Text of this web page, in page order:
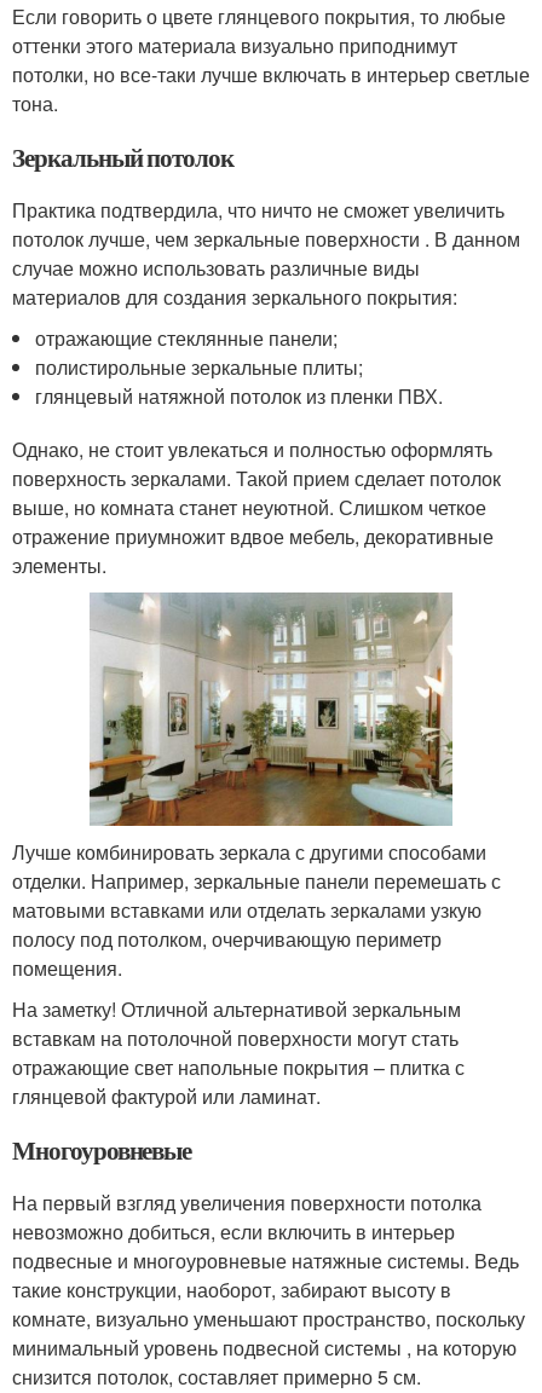
Если говорить о цвете глянцевого покрытия, то любые
оттенки этого материала визуально приподнимут
потолки, но все-таки лучше включать в интерьер светлые
тона.
Зеркальный потолок
Практика подтвердила, что ничто не сможет увеличить
потолок лучше, чем зеркальные поверхности . В данном
случае можно использовать различные виды
материалов для создания зеркального покрытия:
отражающие стеклянные панели;
полистирольные зеркальные плиты;
глянцевый натяжной потолок из пленки ПВХ.
Однако, не стоит увлекаться и полностью оформлять
поверхность зеркалами. Такой прием сделает потолок
выше, но комната станет неуютной. Слишком четкое
отражение приумножит вдвое мебель, декоративные
элементы.
Лучше комбинировать зеркала с другими способами
отделки. Например, зеркальные панели перемешать с
матовыми вставками или отделать зеркалами узкую
полосу под потолком, очерчивающую периметр
помещения.
На заметку! Отличной альтернативой зеркальным
вставкам на потолочной поверхности могут стать
отражающие свет напольные покрытия – плитка с
глянцевой фактурой или ламинат.
Многоуровневые
На первый взгляд увеличения поверхности потолка
невозможно добиться, если включить в интерьер
подвесные и многоуровневые натяжные системы. Ведь
такие конструкции, наоборот, забирают высоту в
комнате, визуально уменьшают пространство, поскольку
минимальный уровень подвесной системы , на которую
снизится потолок, составляет примерно 5 см.